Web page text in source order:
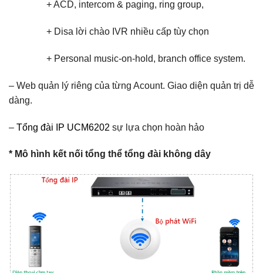
+ ACD, intercom & paging, ring group,
+ Disa lời chào IVR nhiều cấp tùy chọn
+ Personal music-on-hold, branch office system.
– Web quản lý riêng của từng Acount. Giao diện quản trị dễ
dàng.
– Tổng đài IP UCM6202 sự lựa chọn hoàn hảo
* Mô hình kết nối tổng thể tổng đài không dây